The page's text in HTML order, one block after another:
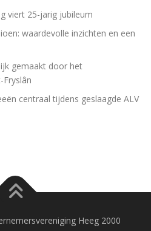
viert 25-jarig jubileum
waardevolle inzichten en een
gemaakt door het
centraal tijdens geslaagde ALV
Heeg 2000